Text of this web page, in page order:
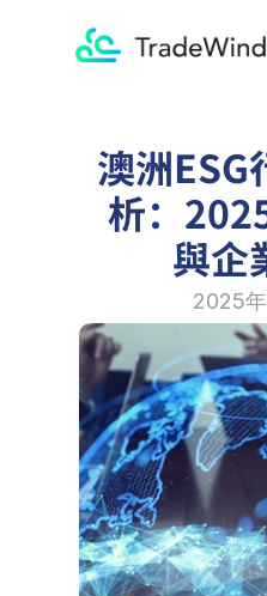
澳洲ESG
析：
與企
2025